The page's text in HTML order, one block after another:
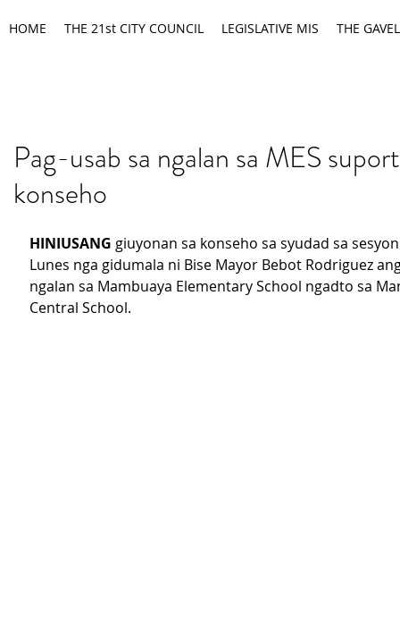
HOME THE 21st CITY COUNCIL LEGISLATIVE MIS THE GAVEL
Pag-usab sa ngalan sa MES
konseho
HINIUSANG giuyonan sa konseho sa syudad sa
Lunes nga gidumala ni Bise Mayor Bebot Rodriguez
ngalan sa Mambuaya Elementary School ngadto sa
Central School.